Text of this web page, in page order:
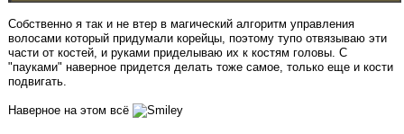
Собственно я так и не втер в магический алгоритм управления
волосами который придумали корейцы, поэтому тупо отвязываю эти
части от костей, и руками приделываю их к костям головы. С
"пауками" наверное придется делать тоже самое, только еще и кости
подвигать.
Наверное на этом всё